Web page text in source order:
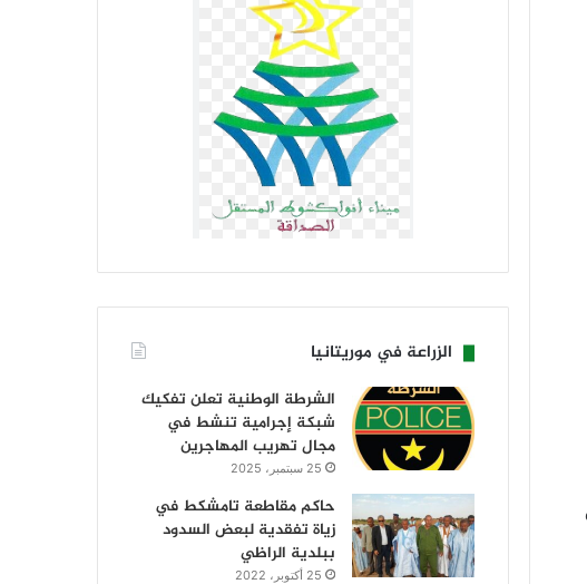
الزراعة في موريتانيا
الشرطة الوطنية تعلن تفكيك
شبكة إجرامية تنشط في
مجال تهريب المهاجرين
25 سبتمبر، 2025
حاكم مقاطعة تامشكط في
زياة تفقدية لبعض السدود
ببلدية الراظي
25 أكتوبر، 2022